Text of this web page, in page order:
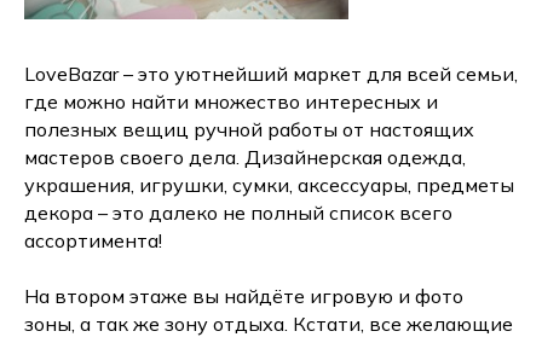
LoveBazar – это уютнейший маркет для всей семьи,
где можно найти множество интересных и
полезных вещиц ручной работы от настоящих
мастеров своего дела. Дизайнерская одежда,
украшения, игрушки, сумки, аксессуары, предметы
декора – это далеко не полный список всего
ассортимента!
На втором этаже вы найдёте игровую и фото
зоны, а так же зону отдыха. Кстати, все желающие